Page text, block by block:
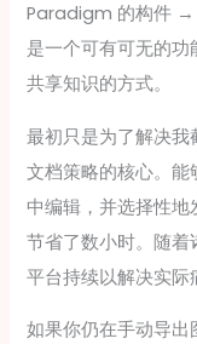
Paradigm 的构件
是一个可有可无的
共享知识的方式。
最初只是为了解决
文档策略的核心。
中编辑，并选择性
节省了数小时。随
平台持续以解决实际
如果你仍在手动导